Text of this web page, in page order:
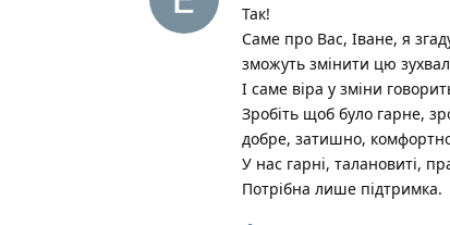
Так!
Саме про Вас, Іване, я
зможуть змінити цю
І саме віра у зміни
Зробіть щоб було гарне,
добре, затишно,
У нас гарні, талановиті,
Потрібна лише підтримка.